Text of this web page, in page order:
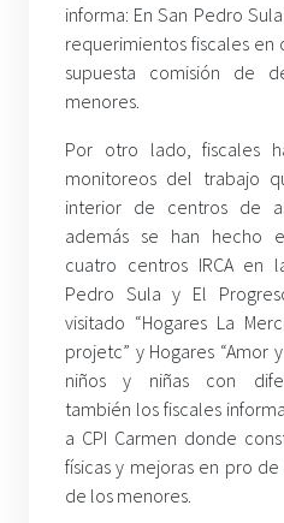
informa: En San Pedro
requerimientos fiscales
supuesta comisión de
menores.
Por otro lado, fiscales
monitoreos del trabajo
interior de centros de
además se han hecho
cuatro centros IRCA en
Pedro Sula y El
visitado “Hogares La
projetc” y Hogares “Amor
niños y niñas con
también los fiscales
a CPI Carmen donde
físicas y mejoras en pro
de los menores.